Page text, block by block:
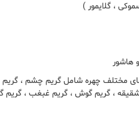
، گلایمور )
هاشور
مختلف چهره شامل گریم چشم ، گریم
شقیقه ، گریم گوش ، گریم غبغب ، گریم